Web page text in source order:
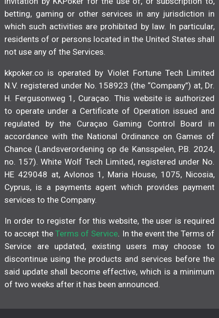
betting, gaming or other services in any jurisdiction in
which such activities are prohibited by law. In particular,
residents of or persons located in the United States shall
not use any of the Services.
kkpoker.co is operated by Violet Fortune Tech Limited
N.V. registered under No. 158923 (the “Company”) at, Dr.
H. Fergusonweg 1, Curaçao. This website is authorized
to operate under a Certificate of Operation issued and
regulated by the Curaçao Gaming Control Board in
accordance with the National Ordinance on Games of
Chance (Landsverordening op de Kansspelen, P.B. 2024,
no. 157). White Wolf Tech Limited, registered under No.
HE 429048 at, Avlonos 1, Maria House, 1075, Nicosia,
Cyprus, is a payments agent which provides payment
services to the Company.
In order to register for this website, the user is required
to accept the Terms of Service. In the event the Terms of
Service are updated, existing users may choose to
discontinue using the products and services before the
said update shall become effective, which is a minimum
of two weeks after it has been announced.